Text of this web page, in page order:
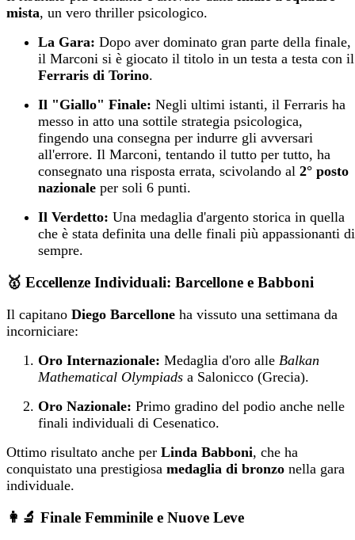
mista, un vero thriller psicologico.
La Gara: Dopo aver dominato gran parte della finale,
il Marconi si è giocato il titolo in un testa a testa con il
Ferraris di Torino.
Il "Giallo" Finale: Negli ultimi istanti, il Ferraris ha
messo in atto una sottile strategia psicologica,
fingendo una consegna per indurre gli avversari
all'errore. Il Marconi, tentando il tutto per tutto, ha
consegnato una risposta errata, scivolando al 2° posto
nazionale per soli 6 punti.
Il Verdetto: Una medaglia d'argento storica in quella
che è stata definita una delle finali più appassionanti di
sempre.
🥇 Eccellenze Individuali: Barcellone e Babboni
Il capitano Diego Barcellone ha vissuto una settimana da
incorniciare:
Oro Internazionale: Medaglia d'oro alle Balkan
Mathematical Olympiads a Salonicco (Grecia).
Oro Nazionale: Primo gradino del podio anche nelle
finali individuali di Cesenatico.
Ottimo risultato anche per Linda Babboni, che ha
conquistato una prestigiosa medaglia di bronzo nella gara
individuale.
👩‍🔬 Finale Femminile e Nuove Leve